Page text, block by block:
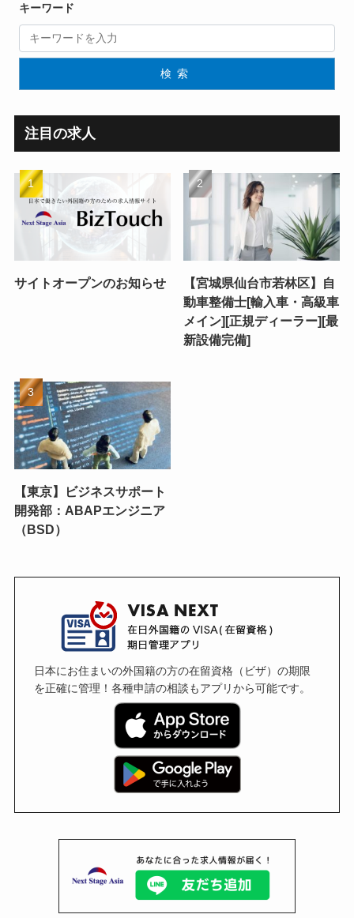
キーワード
検索
注目の求人
サイトオープンのお知らせ
【宮城県仙台市若林区】自
動車整備士[輸入車・高級車
メイン][正規ディーラー][最
新設備完備]
【東京】ビジネスサポート
開発部：ABAPエンジニア
（BSD）
日本にお住まいの外国籍の方の在留資格（ビザ）の期限
を正確に管理！各種申請の相談もアプリから可能です。